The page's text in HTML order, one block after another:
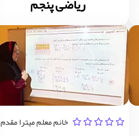
خانم معلم میترا مقدم